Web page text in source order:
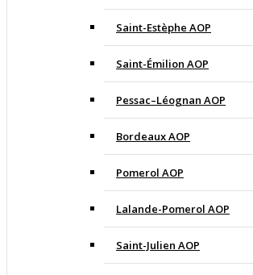
Saint-Estèphe AOP
Saint-Émilion AOP
Pessac–Léognan AOP
Bordeaux AOP
Pomerol AOP
Lalande-Pomerol AOP
Saint-Julien AOP